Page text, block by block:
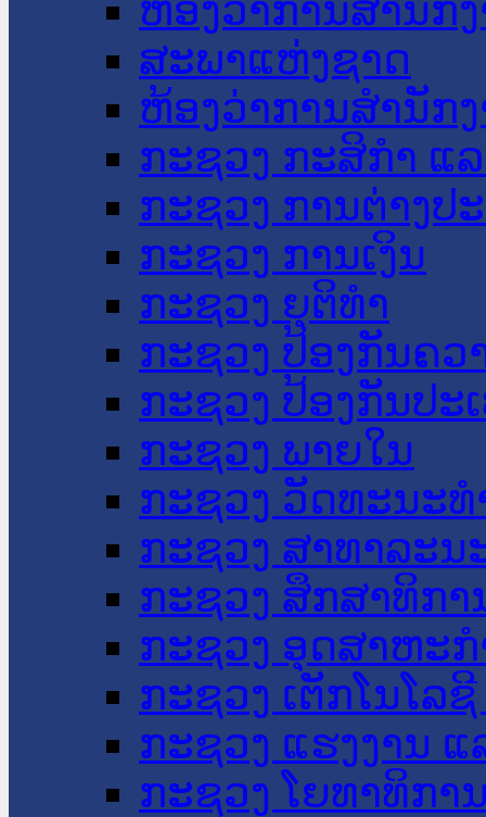
ຫ້ອງວ່າການສໍານັກ
ສະພາແຫ່ງຊາດ
ຫ້ອງວ່າການສຳນັກ
ກະຊວງ ກະສິກຳ ແ
ກະຊວງ ການຕ່າງປ
ກະຊວງ ການເງິນ
ກະຊວງ ຍຸຕິທໍາ
ກະຊວງ ປ້ອງກັນຄວ
ກະຊວງ ປ້ອງກັນປະ
ກະຊວງ ພາຍໃນ
ກະຊວງ ວັດທະນະ
ກະຊວງ ສາທາລະນ
ກະຊວງ ສຶກສາທິກາ
ກະຊວງ ອຸດສາຫະ
ກະຊວງ ເຕັກໂນໂລ
ກະຊວງ ແຮງງານ
ກະຊວງ ໂຍທາທິກາ